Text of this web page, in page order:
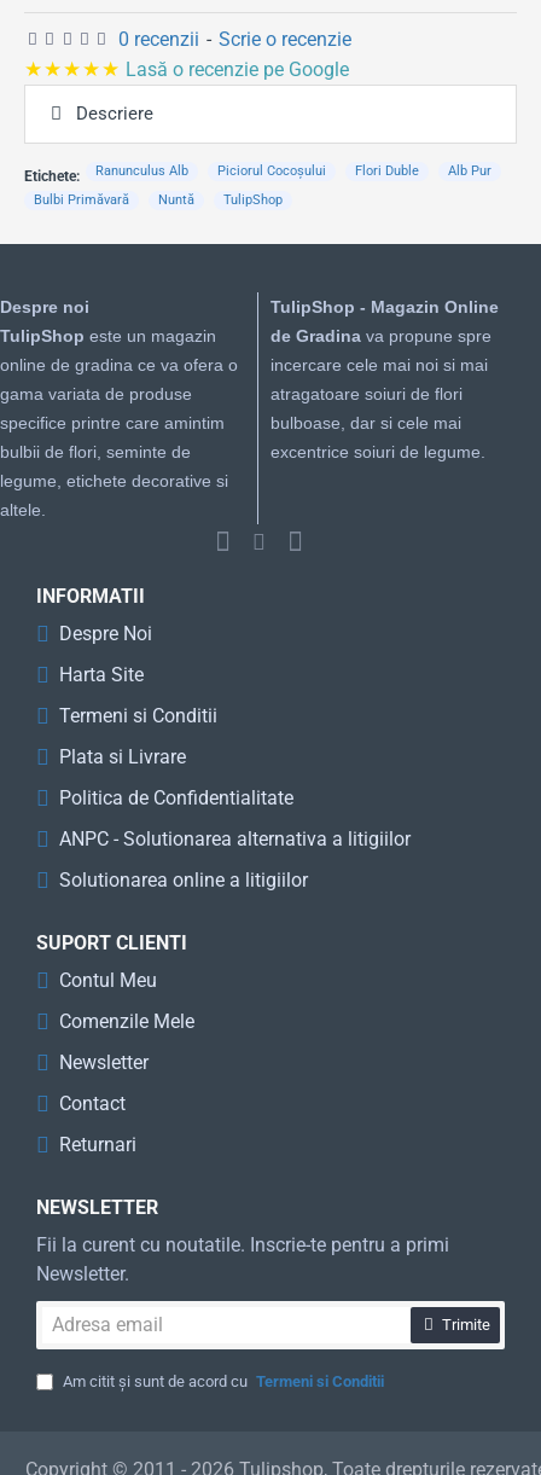
0 recenzii - Scrie o recenzie
★★★★★ Lasă o recenzie pe Google
Descriere
Etichete: Ranunculus Alb Piciorul Cocoșului Flori Duble
Alb Pur
Bulbi Primăvară
Nuntă TulipShop
Despre noi
TulipShop este un magazin
online de gradina ce va ofera o
gama variata de produse
specifice printre care amintim
bulbii de flori, seminte de
legume, etichete decorative si
altele.
TulipShop - Magazin Online
de Gradinava propune spre
incercare cele mai noi si mai
atragatoare soiuri de flori
bulboase, dar si cele mai
excentrice soiuri de legume.
INFORMATII
Despre Noi
Harta Site
Termeni si Conditii
Plata si Livrare
Politica de Confidentialitate
ANPC - Solutionarea alternativa a litigiilor
Solutionarea online a litigiilor
SUPORT CLIENTI
Contul Meu
Comenzile Mele
Newsletter
Contact
Returnari
NEWSLETTER
Fii la curent cu noutatile. Inscrie-te pentru a primi
Newsletter.
email
Trimite
Am citit și sunt de acord cu Termeni si Conditii
Copyright © 2011 - 2026 Tulipshop, Toate drepturile